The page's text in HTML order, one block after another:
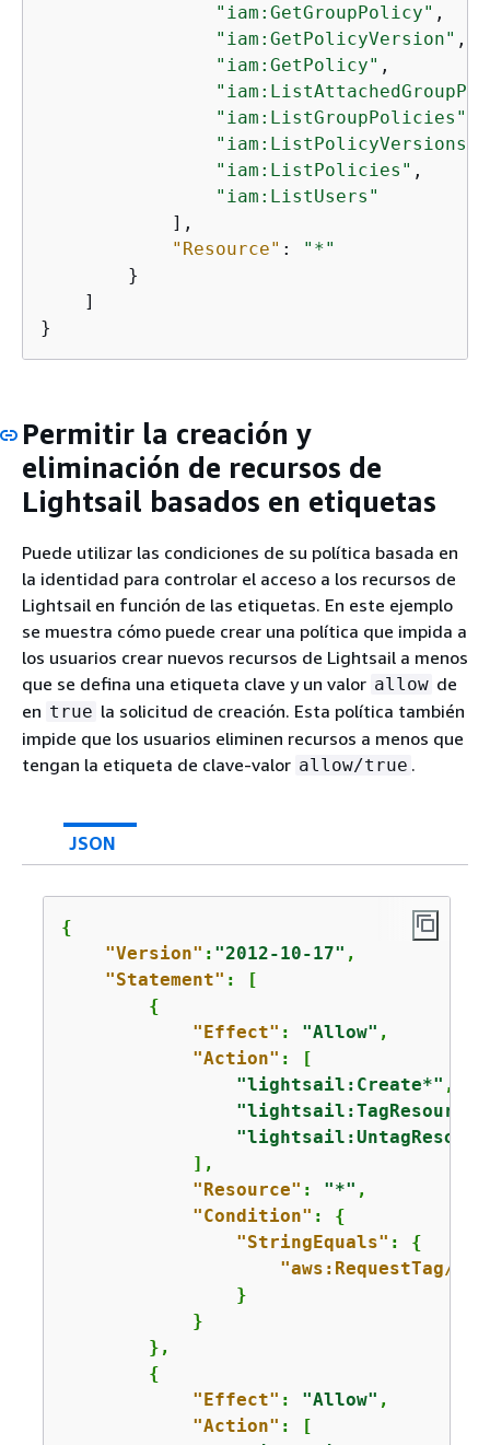
"iam:GetGroupPolicy" ,
"iam:GetPolicyVersion" ,
"iam:GetPolicy" ,
"iam:ListGroupPolicies"
"iam:ListPolicyVersions"
"iam:ListPolicies" ,
"iam:ListUsers"
            ],
"Resource" :
"*"
        }
    ]
}
Permitir la creación y
eliminación de recursos de
Lightsail basados en etiquetas
Puede utilizar las condiciones de su política basada en
la identidad para controlar el acceso a los recursos de
Lightsail en función de las etiquetas. En este ejemplo
se muestra cómo puede crear una política que impida a
los usuarios crear nuevos recursos de Lightsail a menos
que se defina una etiqueta clave y un valor allow de
en true la solicitud de creación. Esta política también
impide que los usuarios eliminen recursos a menos que
tengan la etiqueta de clave-valor allow/true .
JSON
{
"Version" : "2012-10-17" ,
"Statement" : [
{
"Effect" : "Allow" ,
"Action" : [
"lightsail:Create*" ,
"lightsail:TagResource"
            ],
"Resource" : "*" ,
"Condition" : {
"StringEquals" : {
"aws:RequestTag/
                }
            }
        },
{
"Effect" : "Allow" ,
"Action" : [